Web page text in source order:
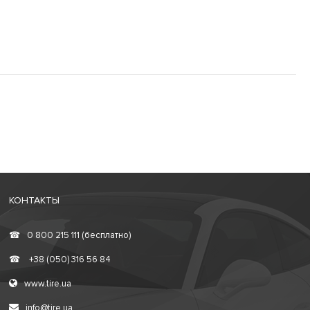
КОНТАКТЫ
☎ 0 800 215 111 (бесплатно)
☎ +38 (050) 316 56 84
www.tire.ua